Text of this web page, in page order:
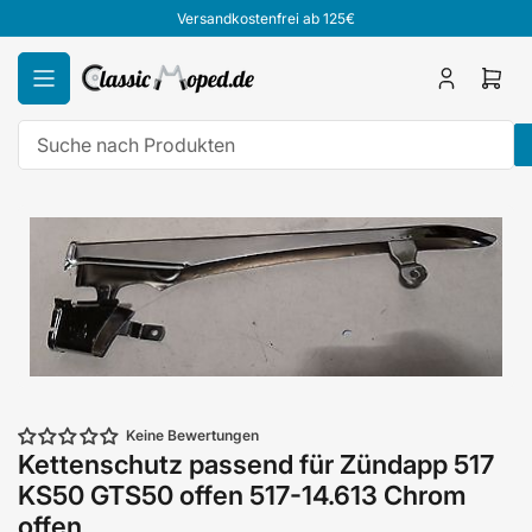
Inhalt
springen
Versandkostenfrei ab 125€
Produkten
Anmelden
Zu
Produktinformationen
springen
Keine Bewertungen
Kettenschutz passend für Zündapp 517
KS50 GTS50 offen 517-14.613 Chrom